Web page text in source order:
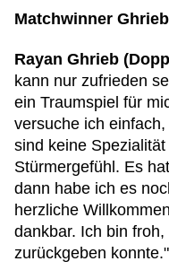
Matchwinner
Rayan Ghrieb
kann nur zufrieden
ein Traumspiel für
versuche ich
sind keine
Stürmergefühl. Es
dann habe ich es
herzliche
dankbar. Ich bin
zurückgeben konnte."